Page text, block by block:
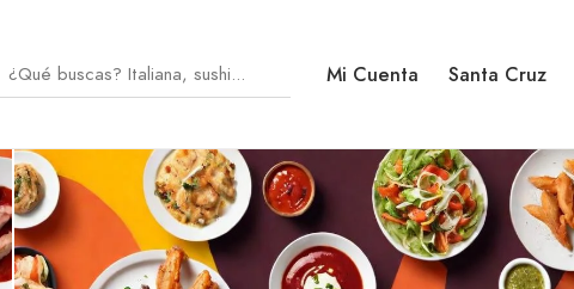
Mi Cuenta Santa Cruz